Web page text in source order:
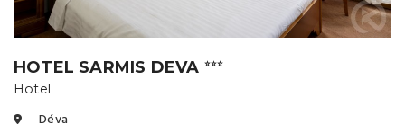
HOTEL SARMIS DEVA ⭐⭐⭐
Hotel
Déva